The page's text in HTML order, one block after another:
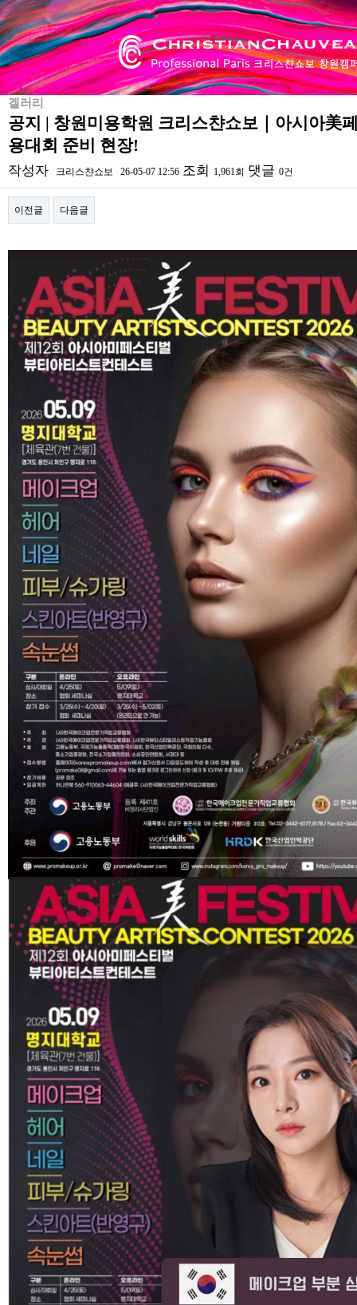
겔러리
공지 | 창원미용학원 크리스챤쇼보｜아시아美
용대회 준비 현장!
작성자 크리스챤쇼보 26-05-07 12:56 조회 1,961회 댓글 0건
이전글 다음글
본문